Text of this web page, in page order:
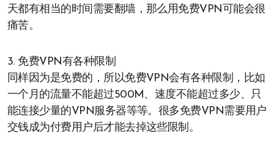
天都有相当的时间需要翻墙，那么用免费VPN可能会很
痛苦。
3. 免费VPN有各种限制
同样因为是免费的，所以免费VPN会有各种限制，比如
一个月的流量不能超过500M、速度不能超过多少、只
能连接少量的VPN服务器等等。很多免费VPN需要用户
交钱成为付费用户后才能去掉这些限制。